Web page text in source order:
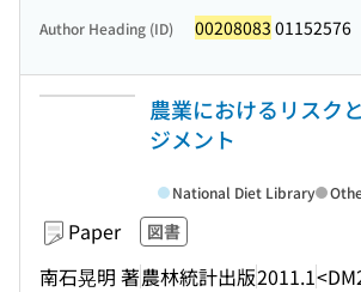
Author Heading (ID) 00208083 01152576
農業におけるリスク
ジメント
Paper 図書
南石晃明 著農林統計出版2011.1
National Diet Library